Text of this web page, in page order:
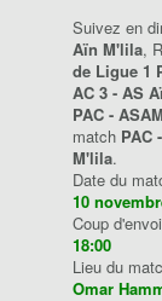
Suivez en
Aïn M'lila,
de Ligue 1
AC 3 - AS
PAC - ASAM
match PAC
M'lila.
Date du
10
Coup
18:00
Lieu du
Omar